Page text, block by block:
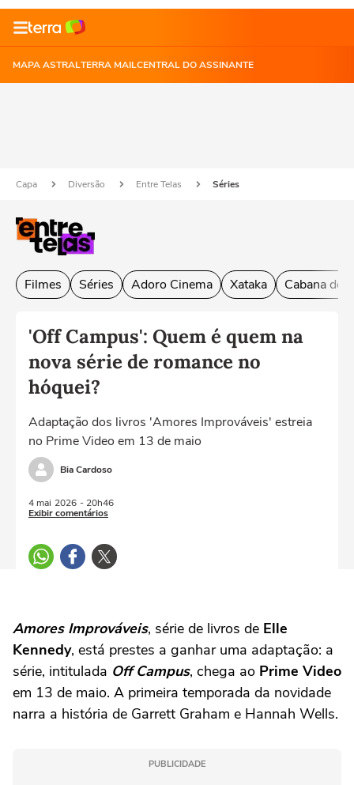
MAPA ASTRALTERRA MAILCENTRAL DO ASSINANTE
Capa Diversão Entre Telas Séries
Filmes Séries Adoro Cinema Xataka Cabana do
'Off Campus': Quem é quem na
nova série de romance no
hóquei?
Adaptação dos livros 'Amores Improváveis' estreia
no Prime Video em 13 de maio
Bia Cardoso
4 mai 2026 - 20h46
Exibir comentários
Amores Improváveis, série de livros de Elle
Kennedy, está prestes a ganhar uma adaptação: a
série, intitulada Off Campus, chega ao Prime Video
em 13 de maio. A primeira temporada da novidade
narra a história de Garrett Graham e Hannah Wells.
PUBLICIDADE